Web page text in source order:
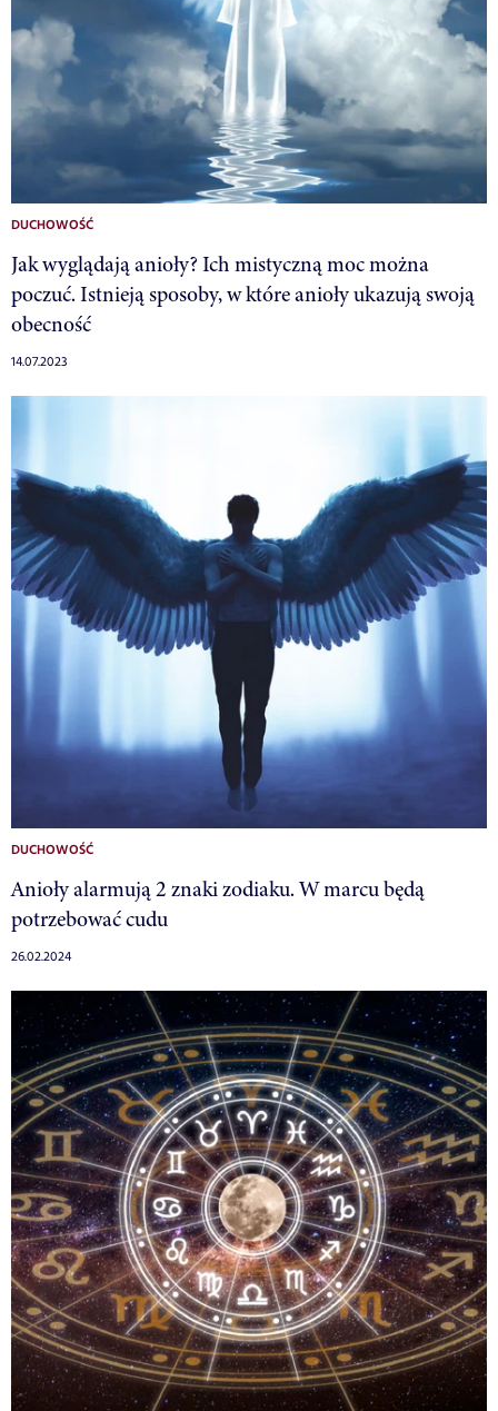
DUCHOWOŚĆ
Jak wyglądają anioły? Ich mistyczną moc można
poczuć. Istnieją sposoby, w które anioły ukazują swoją
obecność
14.07.2023
DUCHOWOŚĆ
Anioły alarmują 2 znaki zodiaku. W marcu będą
potrzebować cudu
26.02.2024